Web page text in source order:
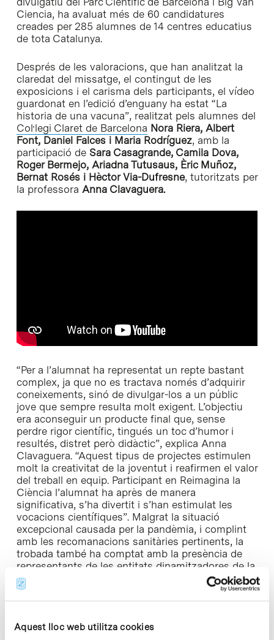
Aquest lloc web utilitza cookies
Ciencia, ha avaluat més de 60 candidatures
creades per 285 alumnes de 14 centres educatius
de tota Catalunya.
Després de les valoracions, que han analitzat la
claredat del missatge, el contingut de les
exposicions i el carisma dels participants, el vídeo
guardonat en l’edició d’enguany ha estat “La
historia de una vacuna”, realitzat pels alumnes del
Col·legi Claret de Barcelona Nora Riera, Albert
Font, Daniel Falces i Maria Rodríguez, amb la
participació deSara Casagrande, Camila Dova,
Roger Bermejo, Ariadna Tutusaus, Èric Muñoz,
Bernat Rosés i Hèctor Via-Dufresne, tutoritzats per
la professora Anna Clavaguera.
“Per a l’alumnat ha representat un repte bastant
complex, ja que no es tractava només d’adquirir
coneixements, sinó de divulgar-los a un públic
jove que sempre resulta molt exigent. L’objectiu
era aconseguir un producte final que, sense
perdre rigor científic, tingués un toc d’humor i
resultés, distret però didàctic”, explica Anna
Clavaguera. “Aquest tipus de projectes estimulen
molt la creativitat de la joventut i reafirmen el valor
del treball en equip. Participant en Reimagina la
Ciència l’alumnat ha après de manera
significativa, s’ha divertit i s’han estimulat les
vocacions científiques”. Malgrat la situació
excepcional causada per la pandèmia, i complint
amb les recomanacions sanitàries pertinents, la
trobada també ha comptat amb la presència de
representants de les entitats dinamitzadores de la
gala i de les institucions col·laboradores.
En aquesta segona edició, Novartis ha destacat el